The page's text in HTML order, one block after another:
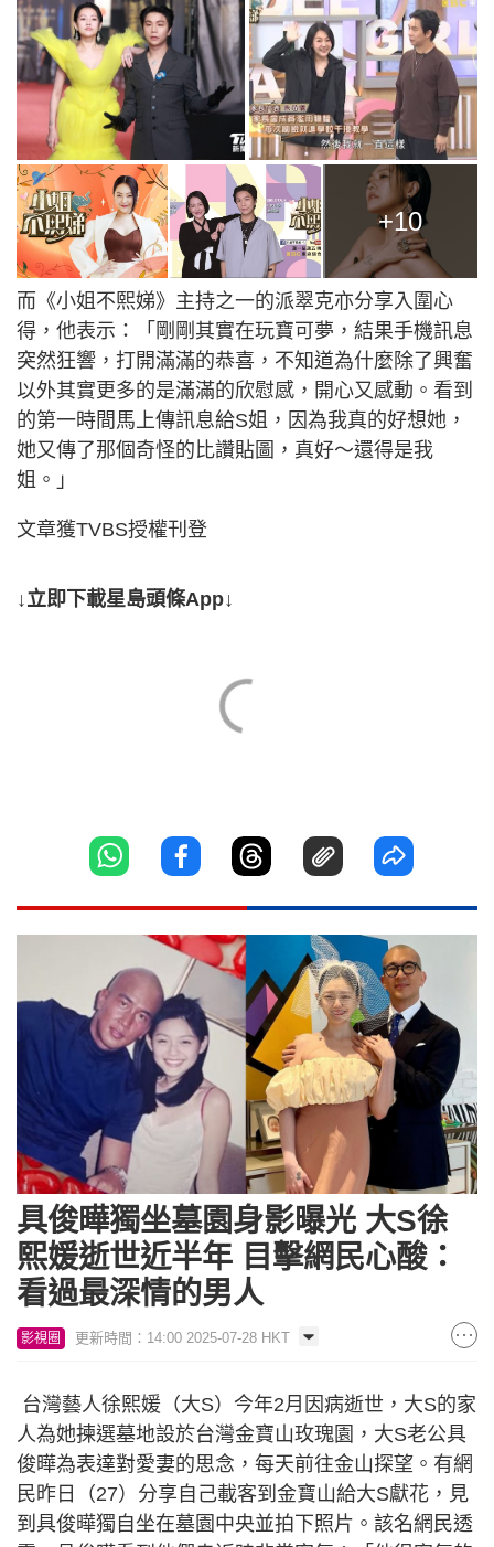
+10
而《小姐不熙娣》主持之一的派翠克亦分享入圍心
得，他表示：「剛剛其實在玩寶可夢，結果手機訊息
突然狂響，打開滿滿的恭喜，不知道為什麼除了興奮
以外其實更多的是滿滿的欣慰感，開心又感動。看到
的第一時間馬上傳訊息給S姐，因為我真的好想她，
她又傳了那個奇怪的比讚貼圖，真好～還得是我
姐。」
文章獲TVBS授權刊登
↓立即下載星島頭條App↓
具俊曄獨坐墓園身影曝光 大S徐
熙媛逝世近半年 目擊網民心酸：
看過最深情的男人
影視圈 更新時間：14:00 2025-07-28 HKT
台灣藝人徐熙媛（大S）今年2月因病逝世，大S的家
人為她揀選墓地設於台灣金寶山玫瑰園，大S老公具
俊曄為表達對愛妻的思念，每天前往金山探望。有網
民昨日（27）分享自己載客到金寶山給大S獻花，見
到具俊曄獨自坐在墓園中央並拍下照片。該名網民透